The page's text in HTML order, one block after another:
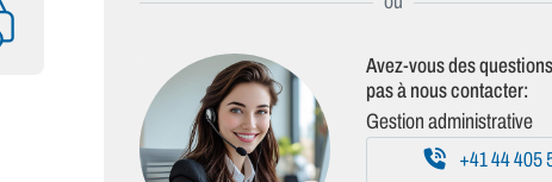
Avez-vous des
pas à nous contacter:
Gestion administrative
+41 44 405